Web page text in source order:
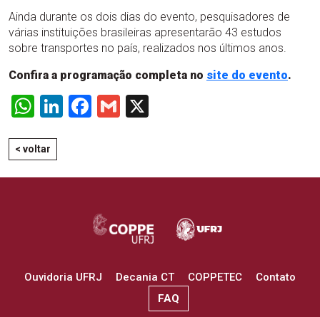
Ainda durante os dois dias do evento, pesquisadores de
várias instituições brasileiras apresentarão 43 estudos
sobre transportes no país, realizados nos últimos anos.
Confira a programação completa no site do evento.
WhatsApp
LinkedIn
Facebook
Gmail
< voltar
Ouvidoria UFRJ Decania CT COPPETEC
Contato
FAQ